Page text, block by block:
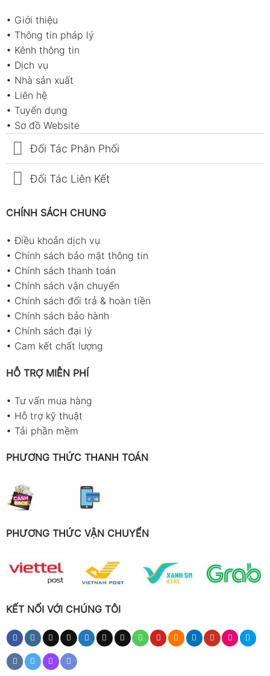
• Giới thiệu
• Thông tin pháp lý
• Kênh thông tin
• Dịch vụ
• Nhà sản xuất
• Liên hệ
• Tuyển dụng
• Sơ đồ Website
Đối Tác Phân Phối
Đối Tác Liên Kết
CHÍNH SÁCH CHUNG
•Điều khoản dịch vụ
• Chính sách bảo mật thông tin
• Chính sách thanh toán
• Chính sách vận chuyển
• Chính sách đổi trả & hoàn tiền
• Chính sách bảo hành
• Chính sách đại lý
• Cam kết chất lượng
HỖ TRỢ MIỄN PHÍ
• Tư vấn mua hàng
• Hỗ trợ kỹ thuật
• Tải phần mềm
PHƯƠNG THỨC THANH TOÁN
PHƯƠNG THỨC VẬN CHUYỂN
KẾT NỐI VỚI CHÚNG TÔI